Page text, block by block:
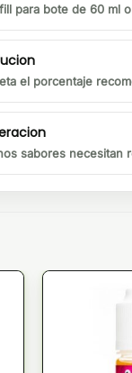
para bote de 60 ml
el porcentaje
sabores necesitan